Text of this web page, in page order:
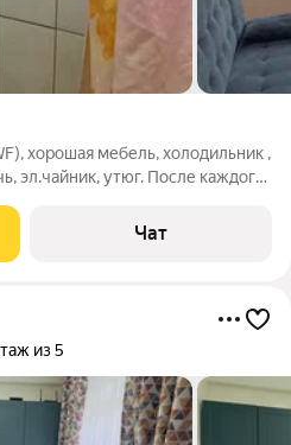
хорошая мебель, холодильник ,
эл.чайник, утюг. После каждого
белья, полотенца , некоторые
Чат
из 5